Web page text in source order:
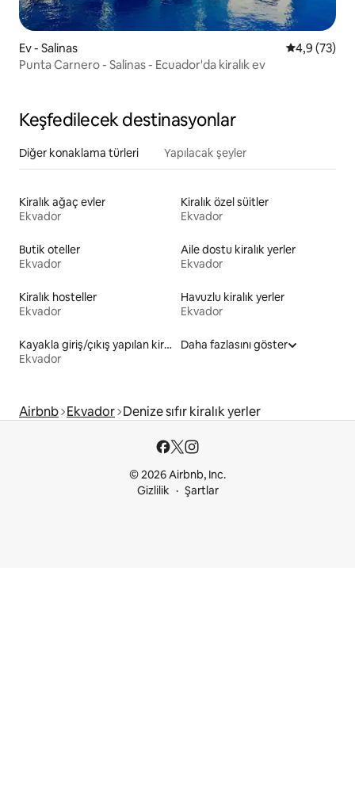
Ev - Salinas 5 üzerinden
4,9 (73)
Punta Carnero - Salinas - Ecuador'da kiralık ev
Keşfedilecek destinasyonlar
Diğer konaklama türleri Yapılacak şeyler
Kiralık ağaç evler
Ekvador
Kiralık özel süitler
Ekvador
Butik oteller
Ekvador
Aile dostu kiralık yerler
Ekvador
Kiralık hosteller
Ekvador
Havuzlu kiralık yerler
Ekvador
Kayakla giriş/çıkış yapılan kiralık yerler
Ekvador
Daha fazlasını göster
Airbnb Ekvador Denize sıfır kiralık yerler
© 2026 Airbnb, Inc.
Gizlilik
Şartlar